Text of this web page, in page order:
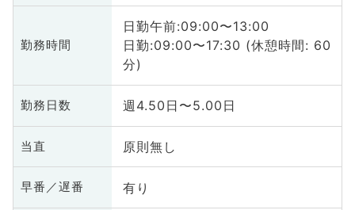
勤務時間
日勤午前:09:00〜13:00
日勤:09:00〜17:30 (休憩時間: 60
分)
勤務日数 週4.50日〜5.00日
当直 原則無し
早番／遅番 有り